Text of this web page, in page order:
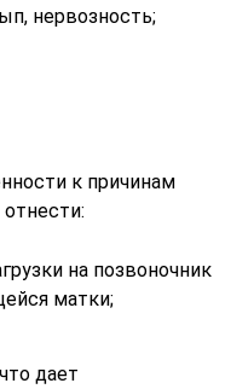
нервозность;
к причинам
на позвоночник
матки;
дает